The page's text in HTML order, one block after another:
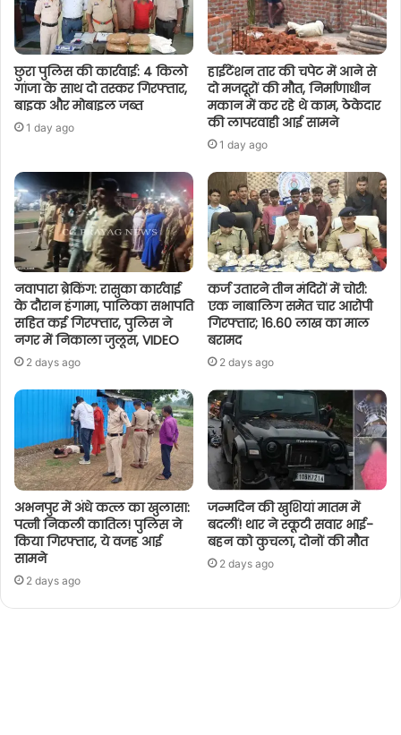
छुरा पुलिस की कार्रवाई: 4 किलो
गांजा के साथ दो तस्कर गिरफ्तार,
बाइक और मोबाइल जब्त
1 day ago
हाईटेंशन तार की चपेट में आने से
दो मजदूरों की मौत, निर्माणाधीन
मकान में कर रहे थे काम, ठेकेदार
की लापरवाही आई सामने
1 day ago
नवापारा ब्रेकिंग: रासुका कार्रवाई
के दौरान हंगामा, पालिका सभापति
सहित कई गिरफ्तार, पुलिस ने
नगर में निकाला जुलूस, VIDEO
2 days ago
कर्ज उतारने तीन मंदिरों में चोरी:
एक नाबालिग समेत चार आरोपी
गिरफ्तार; 16.60 लाख का माल
बरामद
2 days ago
अभनपुर में अंधे कत्ल का खुलासा:
पत्नी निकली कातिल! पुलिस ने
किया गिरफ्तार, ये वजह आई
सामने
2 days ago
जन्मदिन की खुशियां मातम में
बदलीं! थार ने स्कूटी सवार भाई-
बहन को कुचला, दोनों की मौत
2 days ago